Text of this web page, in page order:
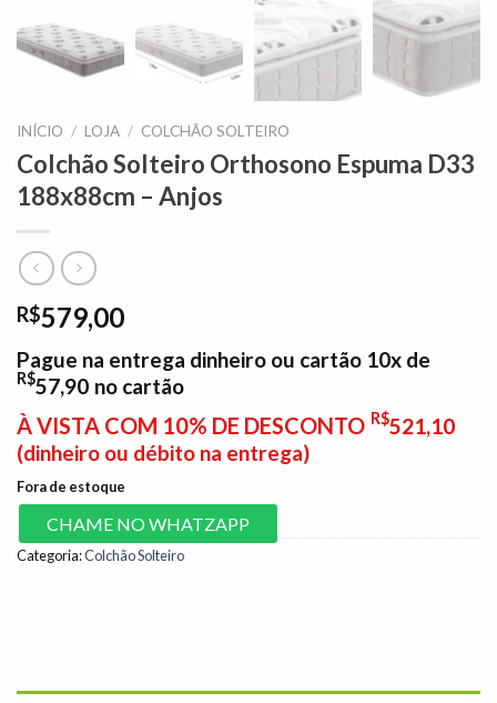
INÍCIO / LOJA / COLCHÃO SOLTEIRO
Colchão Solteiro Orthosono Espuma D33
188x88cm – Anjos
R$579,00
Pague na entrega dinheiro ou cartão 10x de
R$57,90 no cartão
À VISTA COM 10% DE DESCONTO R$521,10
(dinheiro ou débito na entrega)
Fora de estoque
CHAME NO WHATZAPP
Categoria:Colchão Solteiro